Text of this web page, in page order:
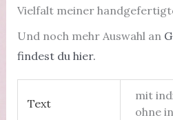
Vielfalt meiner
Und noch mehr Auswahl an
findest du hier.
Text
mit
ohne